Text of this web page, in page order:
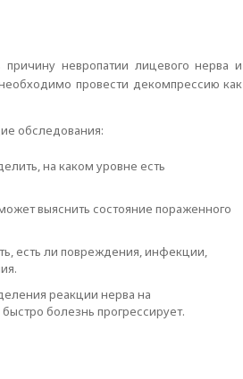
невропатии лицевого нерва и
провести декомпрессию как
обследования:
на каком уровне есть
выяснить состояние пораженного
есть ли повреждения, инфекции,
реакции нерва на
болезнь прогрессирует.